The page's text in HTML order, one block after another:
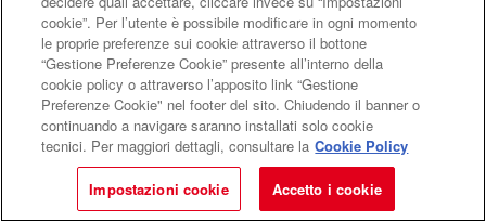
Mostra più risultati
Libri
cookie”. Per l’utente è possibile modificare in ogni momento
le proprie preferenze sui cookie attraverso il bottone
“Gestione Preferenze Cookie” presente all’interno della
cookie policy o attraverso l’apposito link “Gestione
Preferenze Cookie" nel footer del sito. Chiudendo il banner o
continuando a navigare saranno installati solo cookie
tecnici. Per maggiori dettagli, consultare la Cookie Policy
Impostazioni cookie Accetto i cookie